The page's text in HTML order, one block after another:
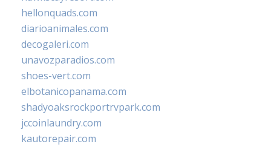
hellonquads.com
diarioanimales.com
decogaleri.com
unavozparadios.com
shoes-vert.com
elbotanicopanama.com
shadyoaksrockportrvpark.com
jccoinlaundry.com
kautorepair.com